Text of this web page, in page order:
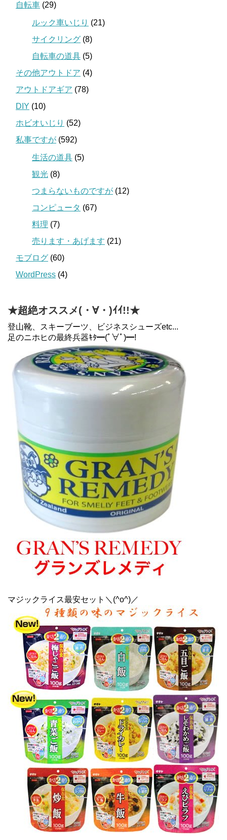
自転車 (29)
ルック車いじり (21)
サイクリング (8)
自転車の道具 (5)
その他アウトドア (4)
アウトドアギア (78)
DIY (10)
ホビオいじり (52)
私事ですが (592)
生活の道具 (5)
観光 (8)
つまらないものですが (12)
コンピュータ (67)
料理 (7)
売ります・あげます (21)
モブログ (60)
WordPress (4)
★超絶オススメ(・∀・)ｲｲ!!★
登山靴、スキーブーツ、ビジネスシューズetc...
足のニホヒの最終兵器ｷﾀ━(ﾟ∀ﾟ)━!
マジックライス最安セット＼(^o^)／